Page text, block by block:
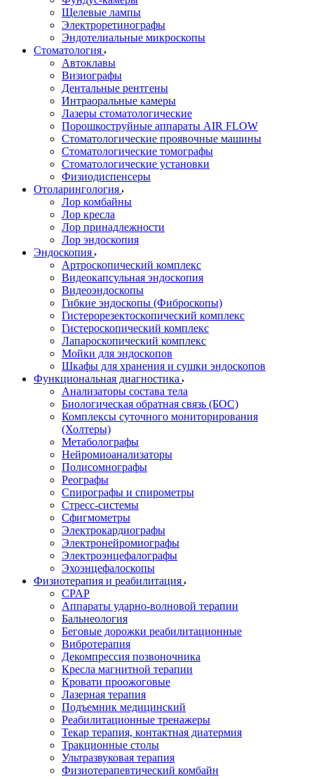
Щелевые лампы
Электроретинографы
Эндотелиальные микроскопы
Стоматология
Автоклавы
Визиографы
Дентальные рентгены
Интраоральные камеры
Лазеры стоматологические
Порошкоструйные аппараты AIR FLOW
Стоматологические проявочные машины
Стоматологические томографы
Стоматологические установки
Физиодиспенсеры
Отоларингология
Лор комбайны
Лор кресла
Лор принадлежности
Лор эндоскопия
Эндоскопия
Артроскопический комплекс
Видеокапсульная эндоскопия
Видеоэндоскопы
Гибкие эндоскопы (Фиброcкопы)
Гистерорезектоскопический комплекс
Гистероскопический комплекс
Лапароскопический комплекс
Мойки для эндоскопов
Шкафы для хранения и сушки эндоскопов
Функциональная диагностика
Анализаторы состава тела
Биологическая обратная связь (БОС)
Комплексы суточного мониторирования
(Холтеры)
Метаболографы
Нейромиоанализаторы
Полисомнографы
Реографы
Спирографы и спирометры
Стресс-системы
Сфигмометры
Электрокардиографы
Электронейромиографы
Электроэнцефалографы
Эхоэнцефалоскопы
Физиотерапия и реабилитация
CPAP
Аппараты ударно-волновой терапии
Бальнеология
Беговые дорожки реабилитационные
Вибротерапия
Декомпрессия позвоночника
Кресла магнитной терапии
Кровати проожоговые
Лазерная терапия
Подъемник медицинский
Реабилитационные тренажеры
Текар терапия, контактная диатермия
Тракционные столы
Ультразвуковая терапия
Физиотерапевтический комбайн